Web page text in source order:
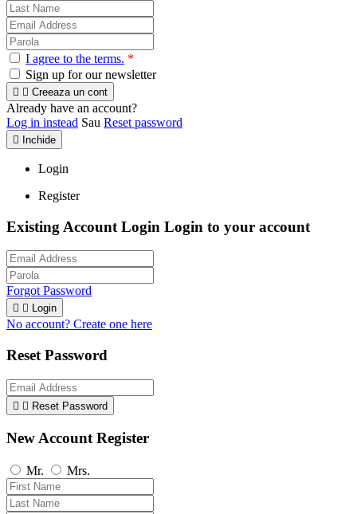
I agree to the terms. *
Sign up for our newsletter
  Creeaza un cont
Already have an account?
Log in instead Sau Reset password
 Inchide
Login
Register
Existing Account Login Login to your account
Forgot Password
  Login
No account? Create one here
Reset Password
  Reset Password
New Account Register
Mr. Mrs.